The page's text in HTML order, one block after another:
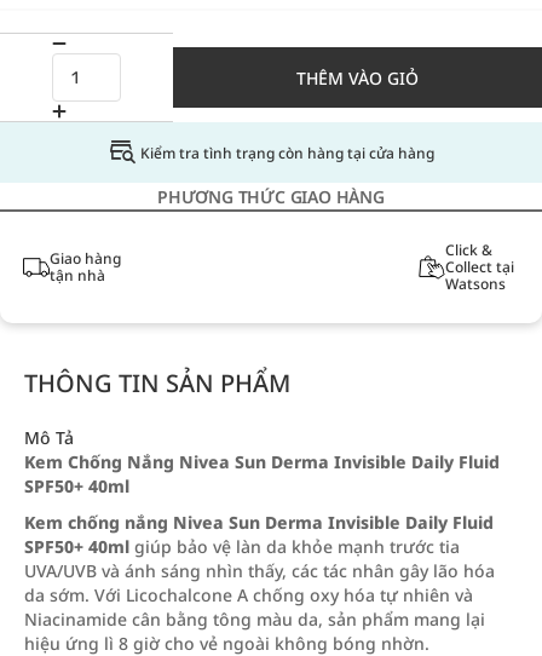
THÊM VÀO GIỎ
Kiểm tra tình trạng còn hàng tại cửa hàng
PHƯƠNG THỨC GIAO HÀNG
Giao hàng
tận nhà
Click &
Collect tại
Watsons
THÔNG TIN SẢN PHẨM
Mô Tả
Kem Chống Nắng Nivea Sun Derma Invisible Daily Fluid
SPF50+ 40ml
Kem chống nắng Nivea Sun Derma Invisible Daily Fluid
SPF50+ 40ml giúp bảo vệ làn da khỏe mạnh trước tia
UVA/UVB và ánh sáng nhìn thấy, các tác nhân gây lão hóa
da sớm. Với Licochalcone A chống oxy hóa tự nhiên và
Niacinamide cân bằng tông màu da, sản phẩm mang lại
hiệu ứng lì 8 giờ cho vẻ ngoài không bóng nhờn.